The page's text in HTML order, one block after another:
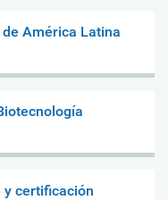
América Latina
y certificación